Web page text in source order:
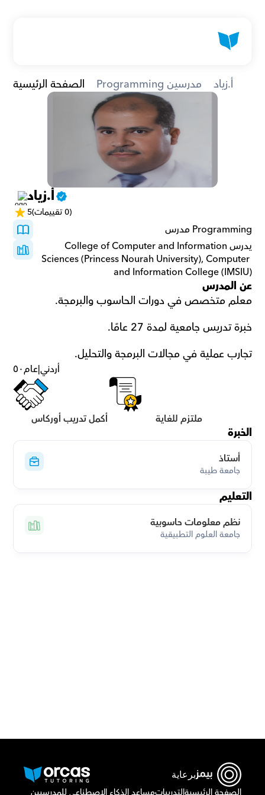
الصفحة الرئيسية Programming مدرسين أ.زياد
أ.زياد
5 (0 تقييمات)
Programming مدرس
يدرسCollege of Computer and Information
Sciences (Princess Nourah University), Computer
and Information College (IMSIU)
عن المدرس
معلم متخصص في دورات الحاسوب والبرمجة.
خبرة تدريس جامعية لمدة 27 عامًا.
تجارب عملية في مجالات البرمجة والتحليل.
٥٠عام|أردني
ملتزم للغاية أكمل تدريب أوركاس
الخبرة
أستاذ
جامعة طيبة
التعليم
نظم معلومات حاسوبية
جامعة العلوم التطبيقية
برعاية